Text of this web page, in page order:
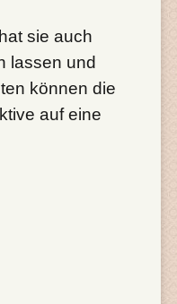
sie auch
lassen und
können die
auf eine